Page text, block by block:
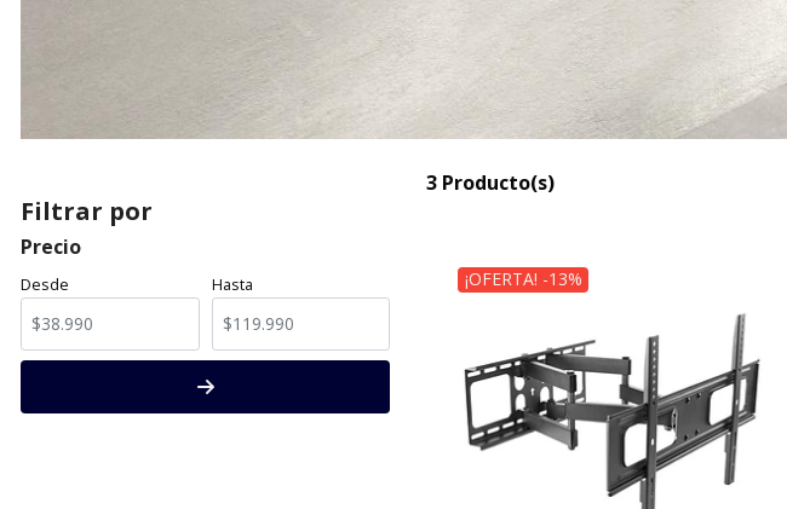
Filtrar por
Precio
Desde Hasta
3 Producto(s)
¡OFERTA! -13%